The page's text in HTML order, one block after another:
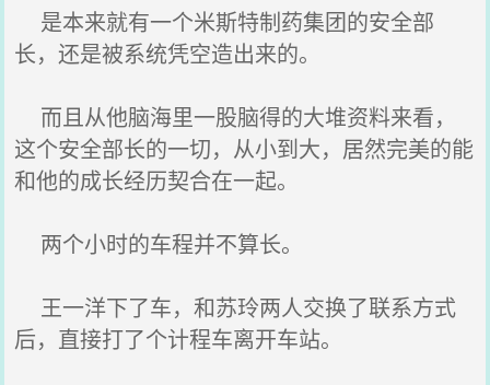
是本来就有一个米斯特制药集团的安全部
长，还是被系统凭空造出来的。
而且从他脑海里一股脑得的大堆资料来看，
这个安全部长的一切，从小到大，居然完美的能
和他的成长经历契合在一起。
两个小时的车程并不算长。
王一洋下了车，和苏玲两人交换了联系方式
后，直接打了个计程车离开车站。